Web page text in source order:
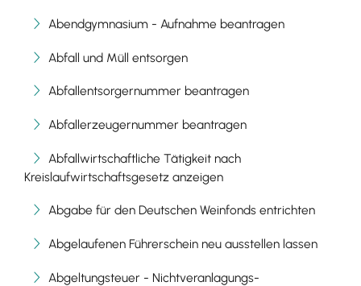
Abendgymnasium - Aufnahme beantragen
Abfall und Müll entsorgen
Abfallentsorgernummer beantragen
Abfallerzeugernummer beantragen
Abfallwirtschaftliche Tätigkeit nach
Kreislaufwirtschaftsgesetz anzeigen
Abgabe für den Deutschen Weinfonds entrichten
Abgelaufenen Führerschein neu ausstellen lassen
Abgeltungsteuer - Nichtveranlagungs-